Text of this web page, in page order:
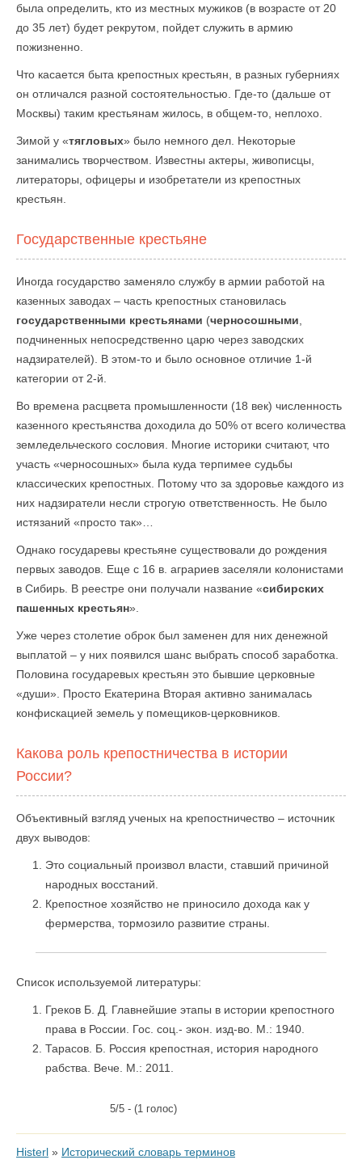
была определить, кто из местных мужиков (в возрасте от 20
до 35 лет) будет рекрутом, пойдет служить в армию
пожизненно.
Что касается быта крепостных крестьян, в разных губерниях
он отличался разной состоятельностью. Где-то (дальше от
Москвы) таким крестьянам жилось, в общем-то, неплохо.
Зимой у «тягловых» было немного дел. Некоторые
занимались творчеством. Известны актеры, живописцы,
литераторы, офицеры и изобретатели из крепостных
крестьян.
Государственные крестьяне
Иногда государство заменяло службу в армии работой на
казенных заводах – часть крепостных становилась
государственными крестьянами (черносошными
подчиненных непосредственно царю через заводских
надзирателей). В этом-то и было основное отличие 1-й
категории от 2-й.
Во времена расцвета промышленности (18 век) численность
казенного крестьянства доходила до 50% от всего количества
земледельческого сословия. Многие историки считают, что
участь «черносошных» была куда терпимее судьбы
классических крепостных. Потому что за здоровье каждого из
них надзиратели несли строгую ответственность. Не было
истязаний «просто так»…
Однако государевы крестьяне существовали до рождения
первых заводов. Еще с 16 в. аграриев заселяли колонистами
в Сибирь. В реестре они получали название «сибирских
пашенных крестьян».
Уже через столетие оброк был заменен для них денежной
выплатой – у них появился шанс выбрать способ заработка.
Половина государевых крестьян это бывшие церковные
«души». Просто Екатерина Вторая активно занималась
конфискацией земель у помещиков-церковников.
Какова роль крепостничества в истории
России?
Объективный взгляд ученых на крепостничество – источник
двух выводов:
Это социальный произвол власти, ставший причиной
народных восстаний.
Крепостное хозяйство не приносило дохода как у
фермерства, тормозило развитие страны.
Список используемой литературы:
Греков Б. Д. Главнейшие этапы в истории крепостного
права в России. Гос. соц.- экон. изд-во. М.: 1940.
Тарасов. Б. Россия крепостная, история народного
рабства. Вече. М.: 2011.
5/5 - (1 голос)
Histerl » Исторический словарь терминов